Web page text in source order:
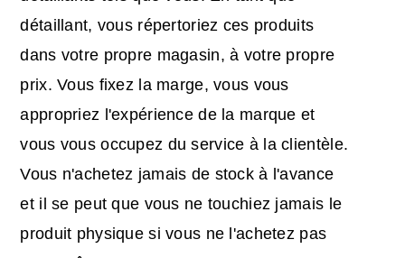
détaillant, vous répertoriez ces produits
dans votre propre magasin, à votre propre
prix. Vous fixez la marge, vous vous
appropriez l'expérience de la marque et
vous vous occupez du service à la clientèle.
Vous n'achetez jamais de stock à l'avance
et il se peut que vous ne touchiez jamais le
produit physique si vous ne l'achetez pas